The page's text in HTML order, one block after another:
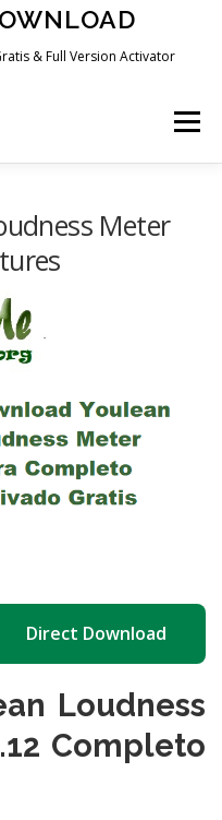
& Full Version Activator
Menu
Meter
Direct Download
Loudness
Completo